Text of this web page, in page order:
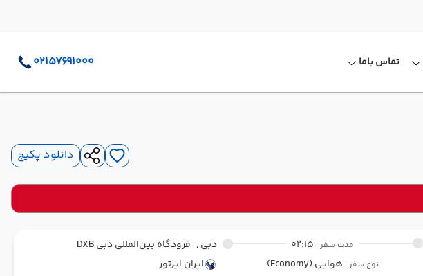
تماس باما 02157691000
دانلود پکیج
مدت سفر : 02:15
نوع سفر : هوایی (Economy)
دبی , فرودگاه بین‌المللی دبی DXB
ایران ایرتور